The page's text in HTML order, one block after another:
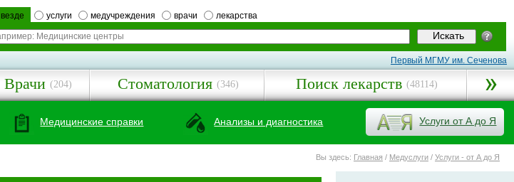
везде услуги медучреждения врачи лекарства
Первый МГМУ им. Сеченова
Врачи (204) Стоматология (346) Поиск лекарств (48114)
Медицинские справки Анализы и диагностика Услуги от А до Я
Вы здесь: Главная / Медуслуги / Услуги - от А до Я